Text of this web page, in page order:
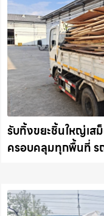
รับทิ้งขยะชิ้นใหญ่เส
ครอบคลุมทุกพื้นที่ ร